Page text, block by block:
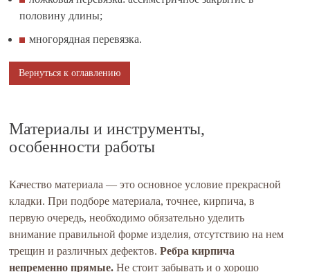
половину длины;
многорядная перевязка.
Вернуться к оглавлению
Материалы и инструменты,
особенности работы
Качество материала — это основное условие прекрасной
кладки. При подборе материала, точнее, кирпича, в
первую очередь, необходимо обязательно уделить
внимание правильной форме изделия, отсутствию на нем
трещин и различных дефектов.Ребра кирпича
непременно прямые. Не стоит забывать и о хорошо